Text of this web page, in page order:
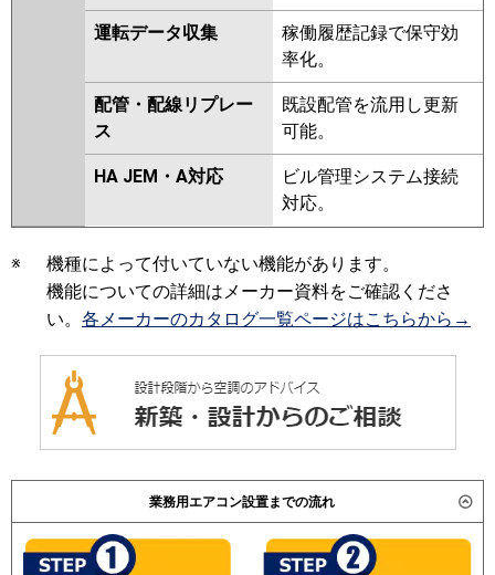
運転データ収集
稼働履歴記録で保守効
率化。
配管・配線リプレー
ス
既設配管を流用し更新
可能。
HA JEM・A対応
ビル管理システム接続
対応。
※
機種によって付いていない機能があります。
機能についての詳細はメーカー資料をご確認くださ
い。 各メーカーのカタログ一覧ページはこちらから→
業務用エアコン設置までの流れ